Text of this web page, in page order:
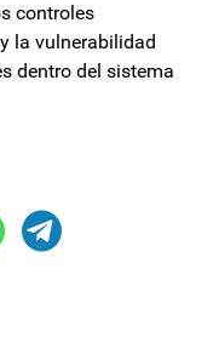
controles
la vulnerabilidad
dentro del sistema